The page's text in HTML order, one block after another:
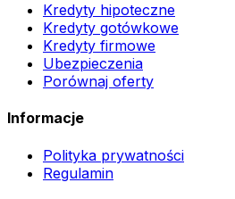
Kredyty hipoteczne
Kredyty gotówkowe
Kredyty firmowe
Ubezpieczenia
Porównaj oferty
Informacje
Polityka prywatności
Regulamin